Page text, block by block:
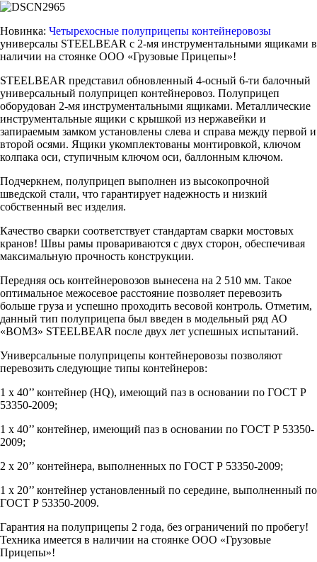
Новинка: Четырехосные полуприцепы контейнеровозы
универсалы STEELBEAR с 2-мя инструментальными ящиками в
наличии на стоянке ООО «Грузовые Прицепы»!
STEELBEAR представил обновленный 4-осный 6-ти балочный
универсальный полуприцеп контейнеровоз. Полуприцеп
оборудован 2-мя инструментальными ящиками. Металлические
инструментальные ящики с крышкой из нержавейки и
запираемым замком установлены слева и справа между первой и
второй осями. Ящики укомплектованы монтировкой, ключом
колпака оси, ступичным ключом оси, баллонным ключом.
Подчеркнем, полуприцеп выполнен из высокопрочной
шведской стали, что гарантирует надежность и низкий
собственный вес изделия.
Качество сварки соответствует стандартам сварки мостовых
кранов! Швы рамы провариваются с двух сторон, обеспечивая
максимальную прочность конструкции.
Передняя ось контейнеровозов вынесена на 2 510 мм. Такое
оптимальное межосевое расстояние позволяет перевозить
больше груза и успешно проходить весовой контроль. Отметим,
данный тип полуприцепа был введен в модельный ряд АО
«ВОМЗ» STEELBEAR после двух лет успешных испытаний.
Универсальные полуприцепы контейнеровозы позволяют
перевозить следующие типы контейнеров:
1 х 40’’ контейнер (HQ), имеющий паз в основании по ГОСТ Р
53350-2009;
1 х 40’’ контейнер, имеющий паз в основании по ГОСТ Р 53350-
2009;
2 х 20’’ контейнера, выполненных по ГОСТ Р 53350-2009;
1 х 20’’ контейнер установленный по середине, выполненный по
ГОСТ Р 53350-2009.
Гарантия на полуприцепы 2 года, без ограничений по пробегу!
Техника имеется в наличии на стоянке ООО «Грузовые
Прицепы»!